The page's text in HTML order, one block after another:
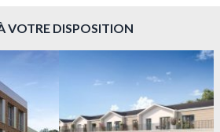
€
VOTRE DISPOSITION